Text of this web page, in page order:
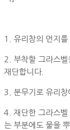
1. 유리창의 먼지를
2. 부착할 그라스벨
재단합니다.
3. 분무기로 유리창
4. 재단한 그라스벨
는 부분에도 물을